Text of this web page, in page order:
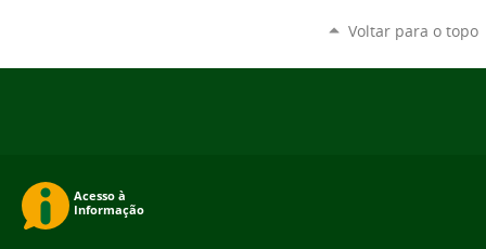
Voltar para o topo